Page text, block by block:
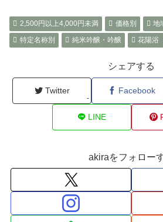
2,500円以上4,000円未満 価格別 地
特定名称別
純米吟醸・吟醸 花陽浴
シェアする
Twitter
-
Facebook
LINE
akiraをフォロー